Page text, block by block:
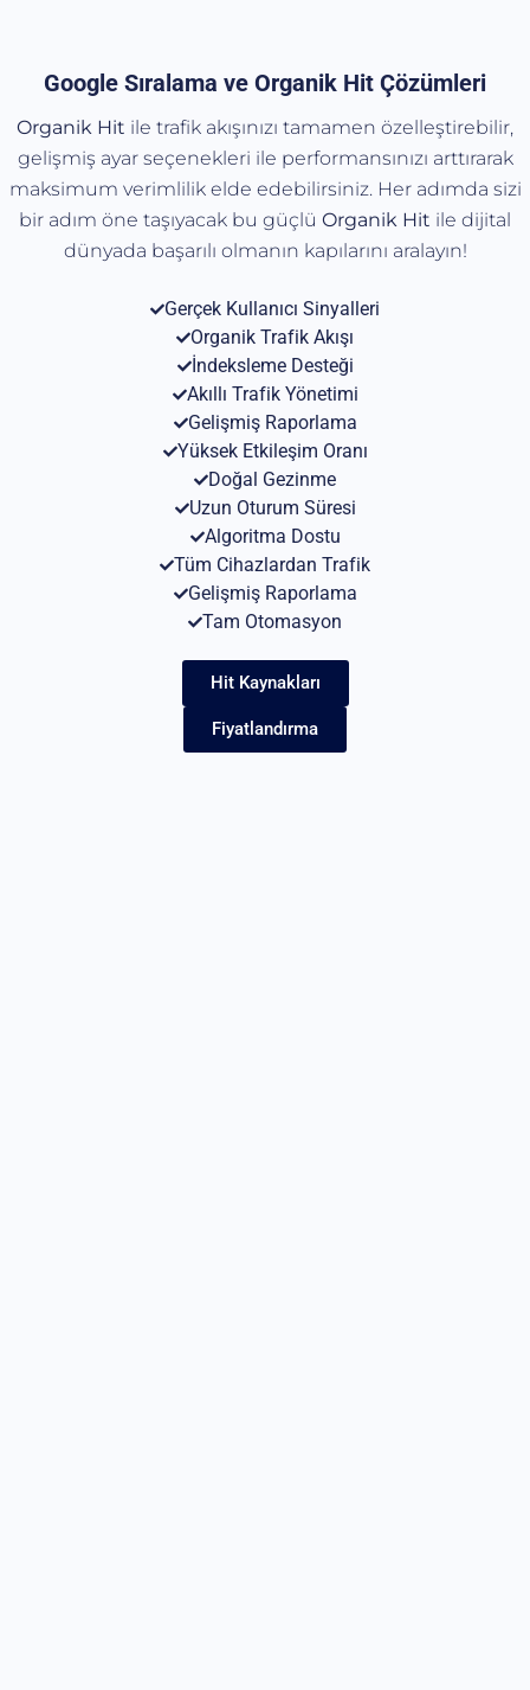
Google Sıralama ve Organik Hit Çözümleri
Organik Hit ile trafik akışınızı tamamen özelleştirebilir,
gelişmiş ayar seçenekleri ile performansınızı arttırarak
maksimum verimlilik elde edebilirsiniz. Her adımda sizi
bir adım öne taşıyacak bu güçlü Organik Hit ile dijital
dünyada başarılı olmanın kapılarını aralayın!
Gerçek Kullanıcı Sinyalleri
Organik Trafik Akışı
İndeksleme Desteği
Akıllı Trafik Yönetimi
Gelişmiş Raporlama
Yüksek Etkileşim Oranı
Doğal Gezinme
Uzun Oturum Süresi
Algoritma Dostu
Tüm Cihazlardan Trafik
Gelişmiş Raporlama
Tam Otomasyon
Hit Kaynakları
Fiyatlandırma